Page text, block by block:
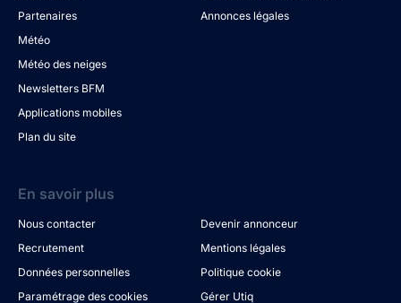
Partenaires
Météo
Météo des neiges
Newsletters BFM
Applications mobiles
Plan du site
Annonces légales
En savoir plus
Nous contacter
Devenir annonceur
Recrutement
Mentions légales
Données personnelles
Politique cookie
Paramétrage des cookies
Gérer Utiq